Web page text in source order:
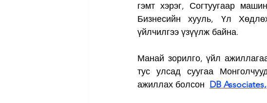
гэмт хэрэг, Согтуугаар
Бизнесийн хууль, Үл
үйлчилгээ үзүүлж байна.
Манай зорилго, үйл
тус улсад суугаа
ажиллах болсон DB